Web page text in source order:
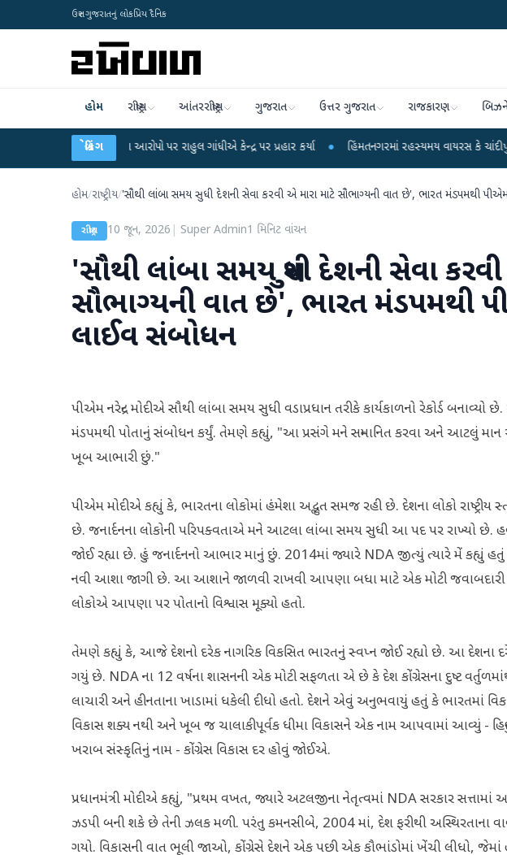
ઉત્તર ગુજરાતનું લોકપ્રિય દૈનિક
હોમ રાષ્ટ્રીય આંતરરાષ્ટ્રીય ગુજરાત ઉત્તર ગુજરાત રાજકારણ
બ્રેકિંગ
લીકના આરોપો પર રાહુલ ગાંધીએ કેન્દ્ર પર પ્રહાર કર્યા ● હિંમતનગરમાં રહસ્યમય વાયરસ કે ચાંદીપુરા? 6 બાળકોના
હોમ/રાષ્ટ્રીય/'સૌથી લાંબા સમય સુધી દેશની સેવા કરવી એ મારા માટે સૌભાગ્યની વાત છે', ભારત મંડપમથી
રાષ્ટ્રીય 10 જૂન, 2026 Super Admin1 મિનિટ વાંચન
'સૌથી લાંબા સમય સુધી દેશની સેવા
સૌભાગ્યની વાત છે', ભારત મંડપમથી
લાઈવ સંબોધન
પીએમ નરેન્દ્ર મોદીએ સૌથી લાંબા સમય સુધી વડાપ્રધાન તરીકે કાર્યકાળનો રેકોર્ડ
મંડપમથી પોતાનું સંબોધન કર્યું. તેમણે કહ્યું, "આ પ્રસંગે મને સન્માનિત કરવા અને આટલું
ખૂબ આભારી છું."
પીએમ મોદીએ કહ્યું કે, ભારતના લોકોમાં હંમેશા અદ્ભુત સમજ રહી છે. દેશના લોકો રાષ્ટ્રીય
છે. જનાર્દનના લોકોની પરિપક્વતાએ મને આટલા લાંબા સમય સુધી આ પદ પર રાખ્યો છે.
જોઈ રહ્યા છે. હું જનાર્દનનો આભાર માનું છું. 2014માં જ્યારે NDA જીત્યું ત્યારે મેં કહ્યું
નવી આશા જાગી છે. આ આશાને જાળવી રાખવી આપણા બધા માટે એક મોટી જવાબદારી
લોકોએ આપણા પર પોતાનો વિશ્વાસ મૂક્યો હતો.
તેમણે કહ્યું કે, આજે દેશનો દરેક નાગરિક વિકસિત ભારતનું સ્વપ્ન જોઈ રહ્યો છે. આ દેશના
ગયું છે. NDA ના 12 વર્ષના શાસનની એક મોટી સફળતા એ છે કે દેશ કોંગ્રેસના દુષ્ટ
લાચારી અને હીનતાના ખાડામાં ધકેલી દીધો હતો. દેશને એવું અનુભવાયું હતું કે ભારતમાં
વિકાસ શક્ય નથી અને ખૂબ જ ચાલાકીપૂર્વક ધીમા વિકાસને એક નામ આપવામાં આવ્યું -
ખરાબ સંસ્કૃતિનું નામ - કોંગ્રેસ વિકાસ દર હોવું જોઈએ.
પ્રધાનમંત્રી મોદીએ કહ્યું, "પ્રથમ વખત, જ્યારે અટલજીના નેતૃત્વમાં NDA સરકાર સત્તામાં
ઝડપી બની શકે છે તેની ઝલક મળી. પરંતુ કમનસીબે, 2004 માં, દેશ ફરીથી અસ્થિરતાના
ગયો. વિકાસની વાત ભૂલી જાઓ, કોંગ્રેસે દેશને એક પછી એક કૌભાંડોમાં ખેંચી લીધો, જેમાં